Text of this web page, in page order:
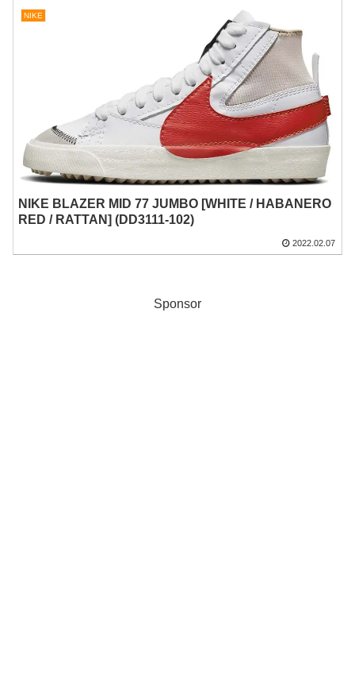
NIKE
NIKE BLAZER MID 77 JUMBO [WHITE / HABANERO
RED / RATTAN] (DD3111-102)
2022.02.07
Sponsor